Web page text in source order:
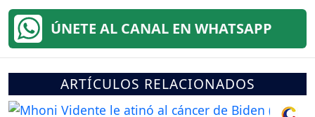
ÚNETE AL CANAL EN WHATSAPP
ARTÍCULOS RELACIONADOS